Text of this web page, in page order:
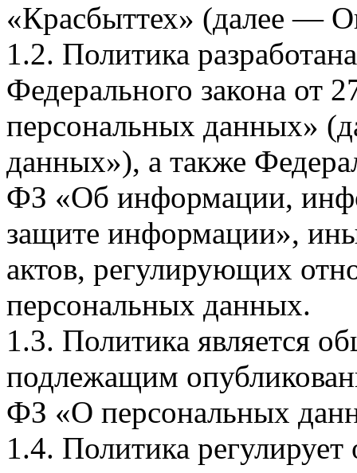
«Красбыттех» (далее —
1.2. Политика
Федерального закона
персональных данных»
данных»), а также
ФЗ «Об информации,
защите информации»,
актов, регулирующих
персональных данных.
1.3. Политика является
подлежащим
ФЗ «О персональных
1.4. Политика